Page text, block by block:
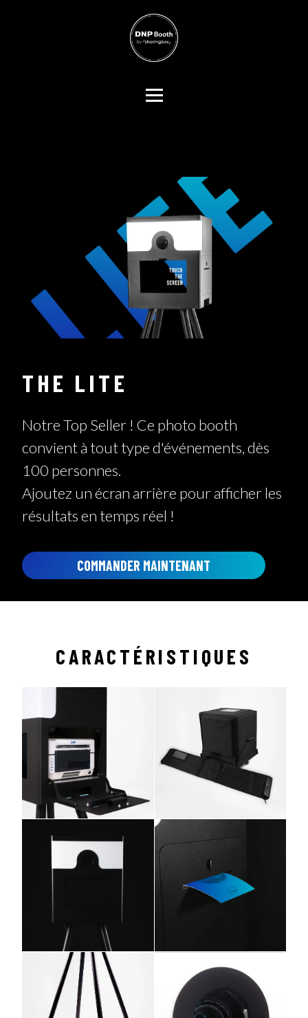
THE LITE
Notre Top Seller ! Ce photo booth
convient à tout type d'événements, dès
100 personnes.
Ajoutez un écran arrière pour afficher les
résultats en temps réel !
COMMANDER MAINTENANT
CARACTÉRISTIQUES